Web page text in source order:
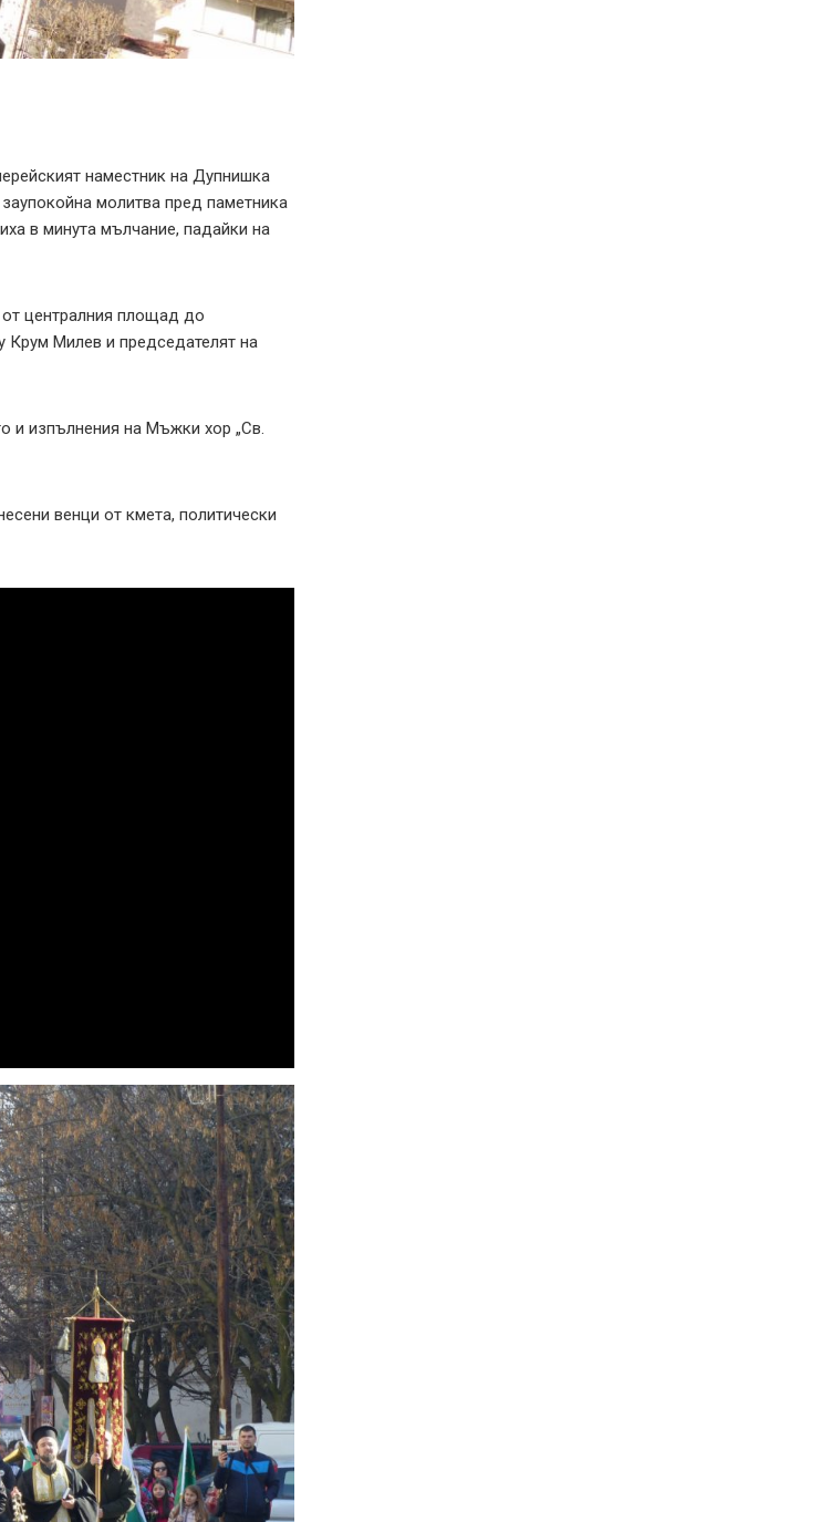
наместник на Дупнишка
молитва пред паметника
в минута мълчание, падайки на
централния площад до
Крум Милев и председателят на
и изпълнения на Мъжки хор „Св.
венци от кмета, политически